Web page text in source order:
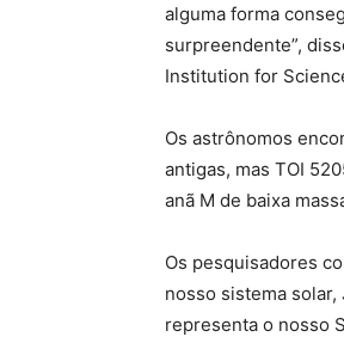
alguma forma
surpreendente”,
Institution for
Os astrônomos
antigas, mas TOI
anã M de baixa
Os pesquisadores
nosso sistema
representa o nosso